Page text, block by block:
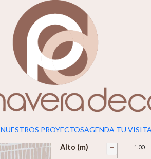
NUESTROS PROYECTOSAGENDA TU VISITA
Para un calce perfecto,
Hojas de
$22.500
Alto (m) −